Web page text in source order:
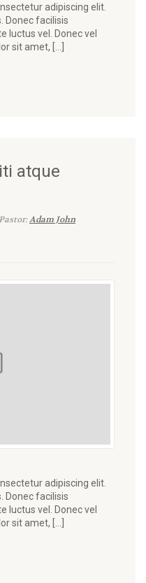
adipiscing elit.
Donec facilisis
luctus vel. Donec vel
sit amet, […]
atque
Adam John
adipiscing elit.
Donec facilisis
luctus vel. Donec vel
sit amet, […]